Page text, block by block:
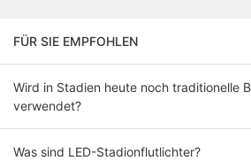
FÜR SIE EMPFOHLEN
Wird in Stadien heute noch traditionelle
verwendet?
Was sind LED-Stadionflutlichter?